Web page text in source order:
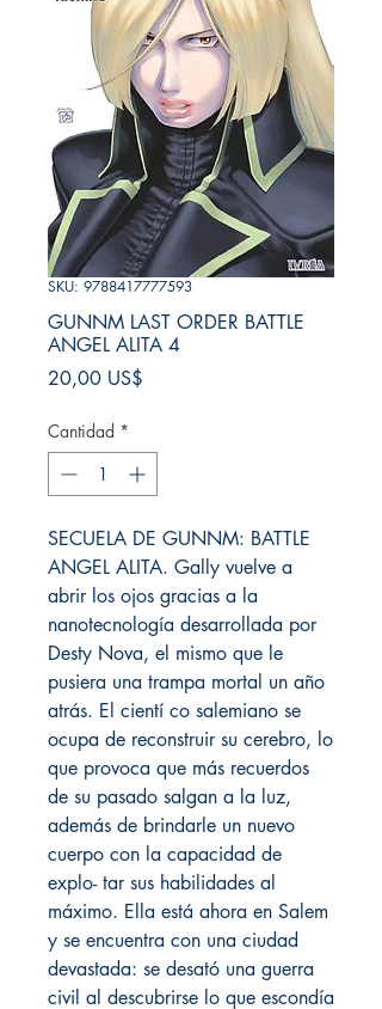
SKU: 9788417777593
GUNNM LAST ORDER BATTLE
ANGEL ALITA 4
20,00 US$
Cantidad *
SECUELA DE GUNNM: BATTLE
ANGEL ALITA. Gally vuelve a
abrir los ojos gracias a la
nanotecnología desarrollada por
Desty Nova, el mismo que le
pusiera una trampa mortal un año
atrás. El cientí co salemiano se
ocupa de reconstruir su cerebro, lo
que provoca que más recuerdos
de su pasado salgan a la luz,
además de brindarle un nuevo
cuerpo con la capacidad de
explo- tar sus habilidades al
máximo. Ella está ahora en Salem
y se encuentra con una ciudad
devastada: se desató una guerra
civil al descubrirse lo que escondía